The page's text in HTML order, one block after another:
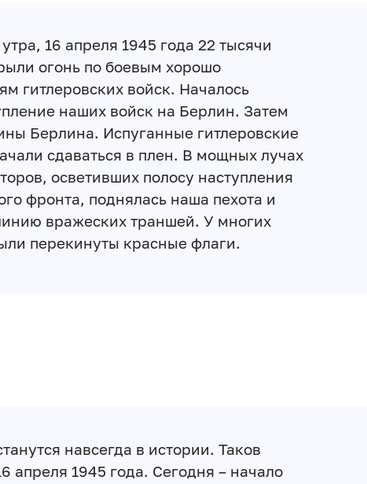
16 апреля 1945 года 22 тысячи
огонь по боевым хорошо
гитлеровских войск. Началось
наших войск на Берлин. Затем
Берлина. Испуганные гитлеровские
сдаваться в плен. В мощных лучах
осветивших полосу наступления
фронта, поднялась наша пехота и
вражеских траншей. У многих
перекинуты красные флаги.
навсегда в истории. Таков
апреля 1945 года. Сегодня – начало